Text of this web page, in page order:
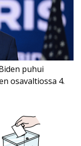
puhui
osavaltiossa 4.